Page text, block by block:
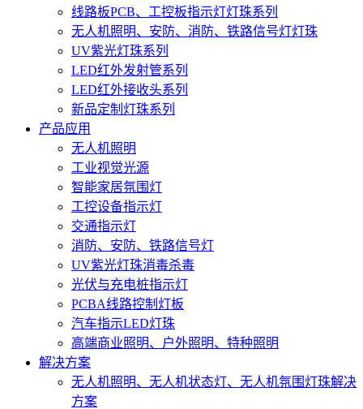
线路板PCB、工控板指示灯灯珠系列
无人机照明、安防、消防、铁路信号灯灯珠
UV紫光灯珠系列
LED红外发射管系列
LED红外接收头系列
新品定制灯珠系列
产品应用
无人机照明
工业视觉光源
智能家居氛围灯
工控设备指示灯
交通指示灯
消防、安防、铁路信号灯
UV紫光灯珠消毒杀毒
光伏与充电桩指示灯
PCBA线路控制灯板
汽车指示LED灯珠
高端商业照明、户外照明、特种照明
解决方案
无人机照明、无人机状态灯、无人机氛围灯珠解决
方案